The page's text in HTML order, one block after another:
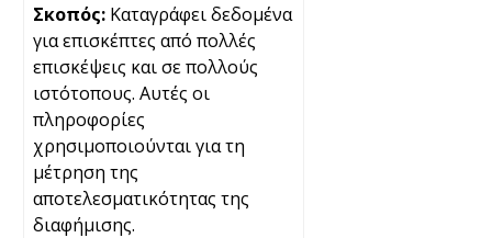
Καταγράφει δεδομένα
για επισκέπτες από πολλές
επισκέψεις και σε πολλούς
ιστότοπους. Αυτές οι
πληροφορίες
χρησιμοποιούνται για τη
μέτρηση της
αποτελεσματικότητας της
διαφήμισης.